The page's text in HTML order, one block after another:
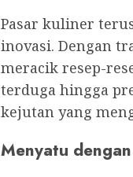
Pasar kuliner
inovasi. Dengan
meracik resep-
terduga hingga
kejutan yang
Menyatu